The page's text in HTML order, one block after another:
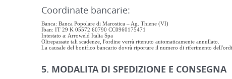
Coordinate bancarie:
Banca: Banca Popolare di Marostica – Ag. Thiene (VI)
Iban: IT 29 K 05572 60790 CC0960175471
Intestato a: Arroweld Italia Spa
Oltrepassate tali scadenze, l'ordine verrà ritenuto automaticamente annullato.
La causale del bonifico bancario dovrà riportare il numero di riferimento
5. MODALITA DI SPEDIZIONE E CONSEGNA